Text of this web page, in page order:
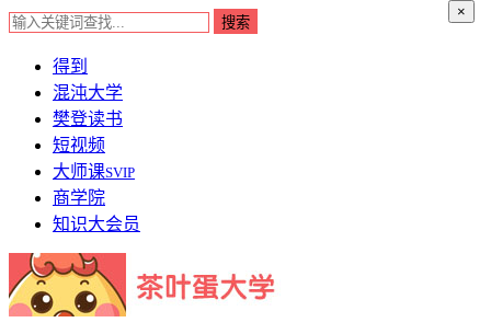
×
得到
混沌大学
樊登读书
短视频
大师课SVIP
商学院
知识大会员